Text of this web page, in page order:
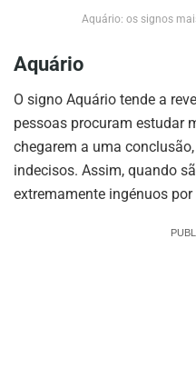
Aquário: os signos
Aquário
O signo Aquário tende a
pessoas procuram estudar
chegarem a uma
indecisos. Assim, quando
extremamente ingénuos